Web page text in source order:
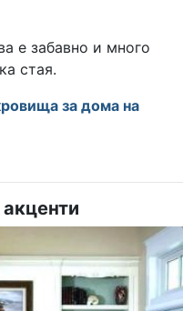
е забавно и много
стая.
за дома на